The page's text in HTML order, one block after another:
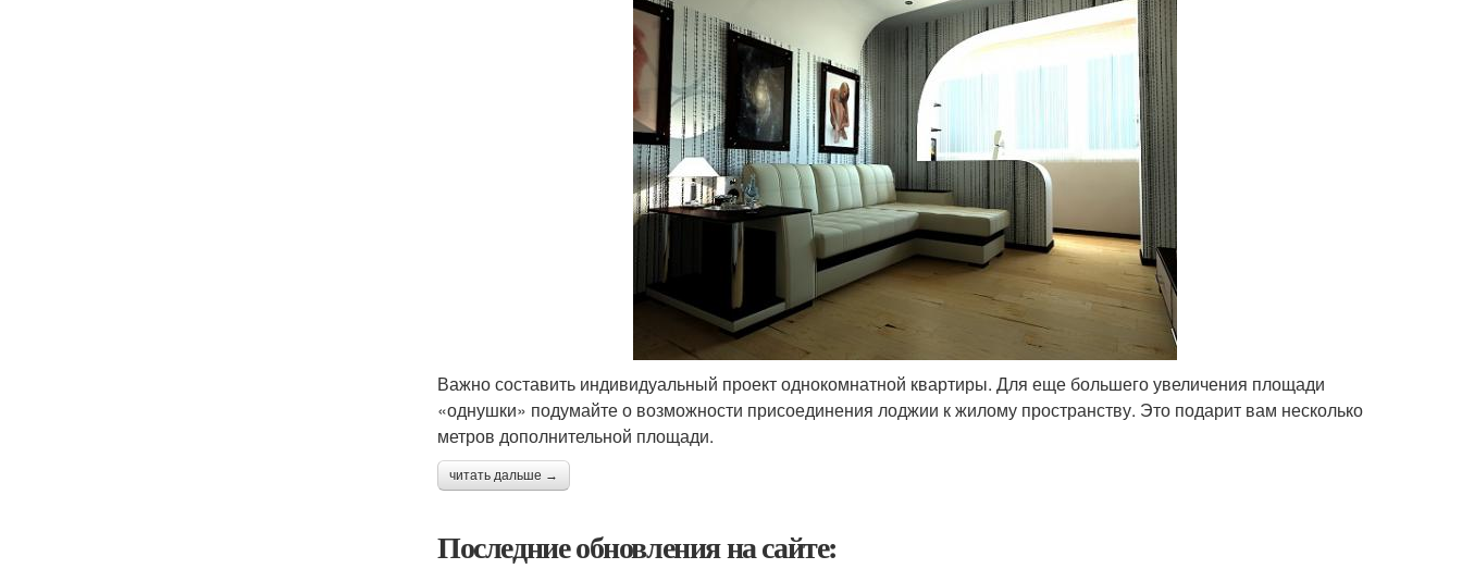
Важно составить индивидуальный проект однокомнатной квартиры. Для еще большего увеличения площади
«однушки» подумайте о возможности присоединения лоджии к жилому пространству. Это подарит вам несколько
метров дополнительной площади.
читать дальше →
Последние обновления на сайте: